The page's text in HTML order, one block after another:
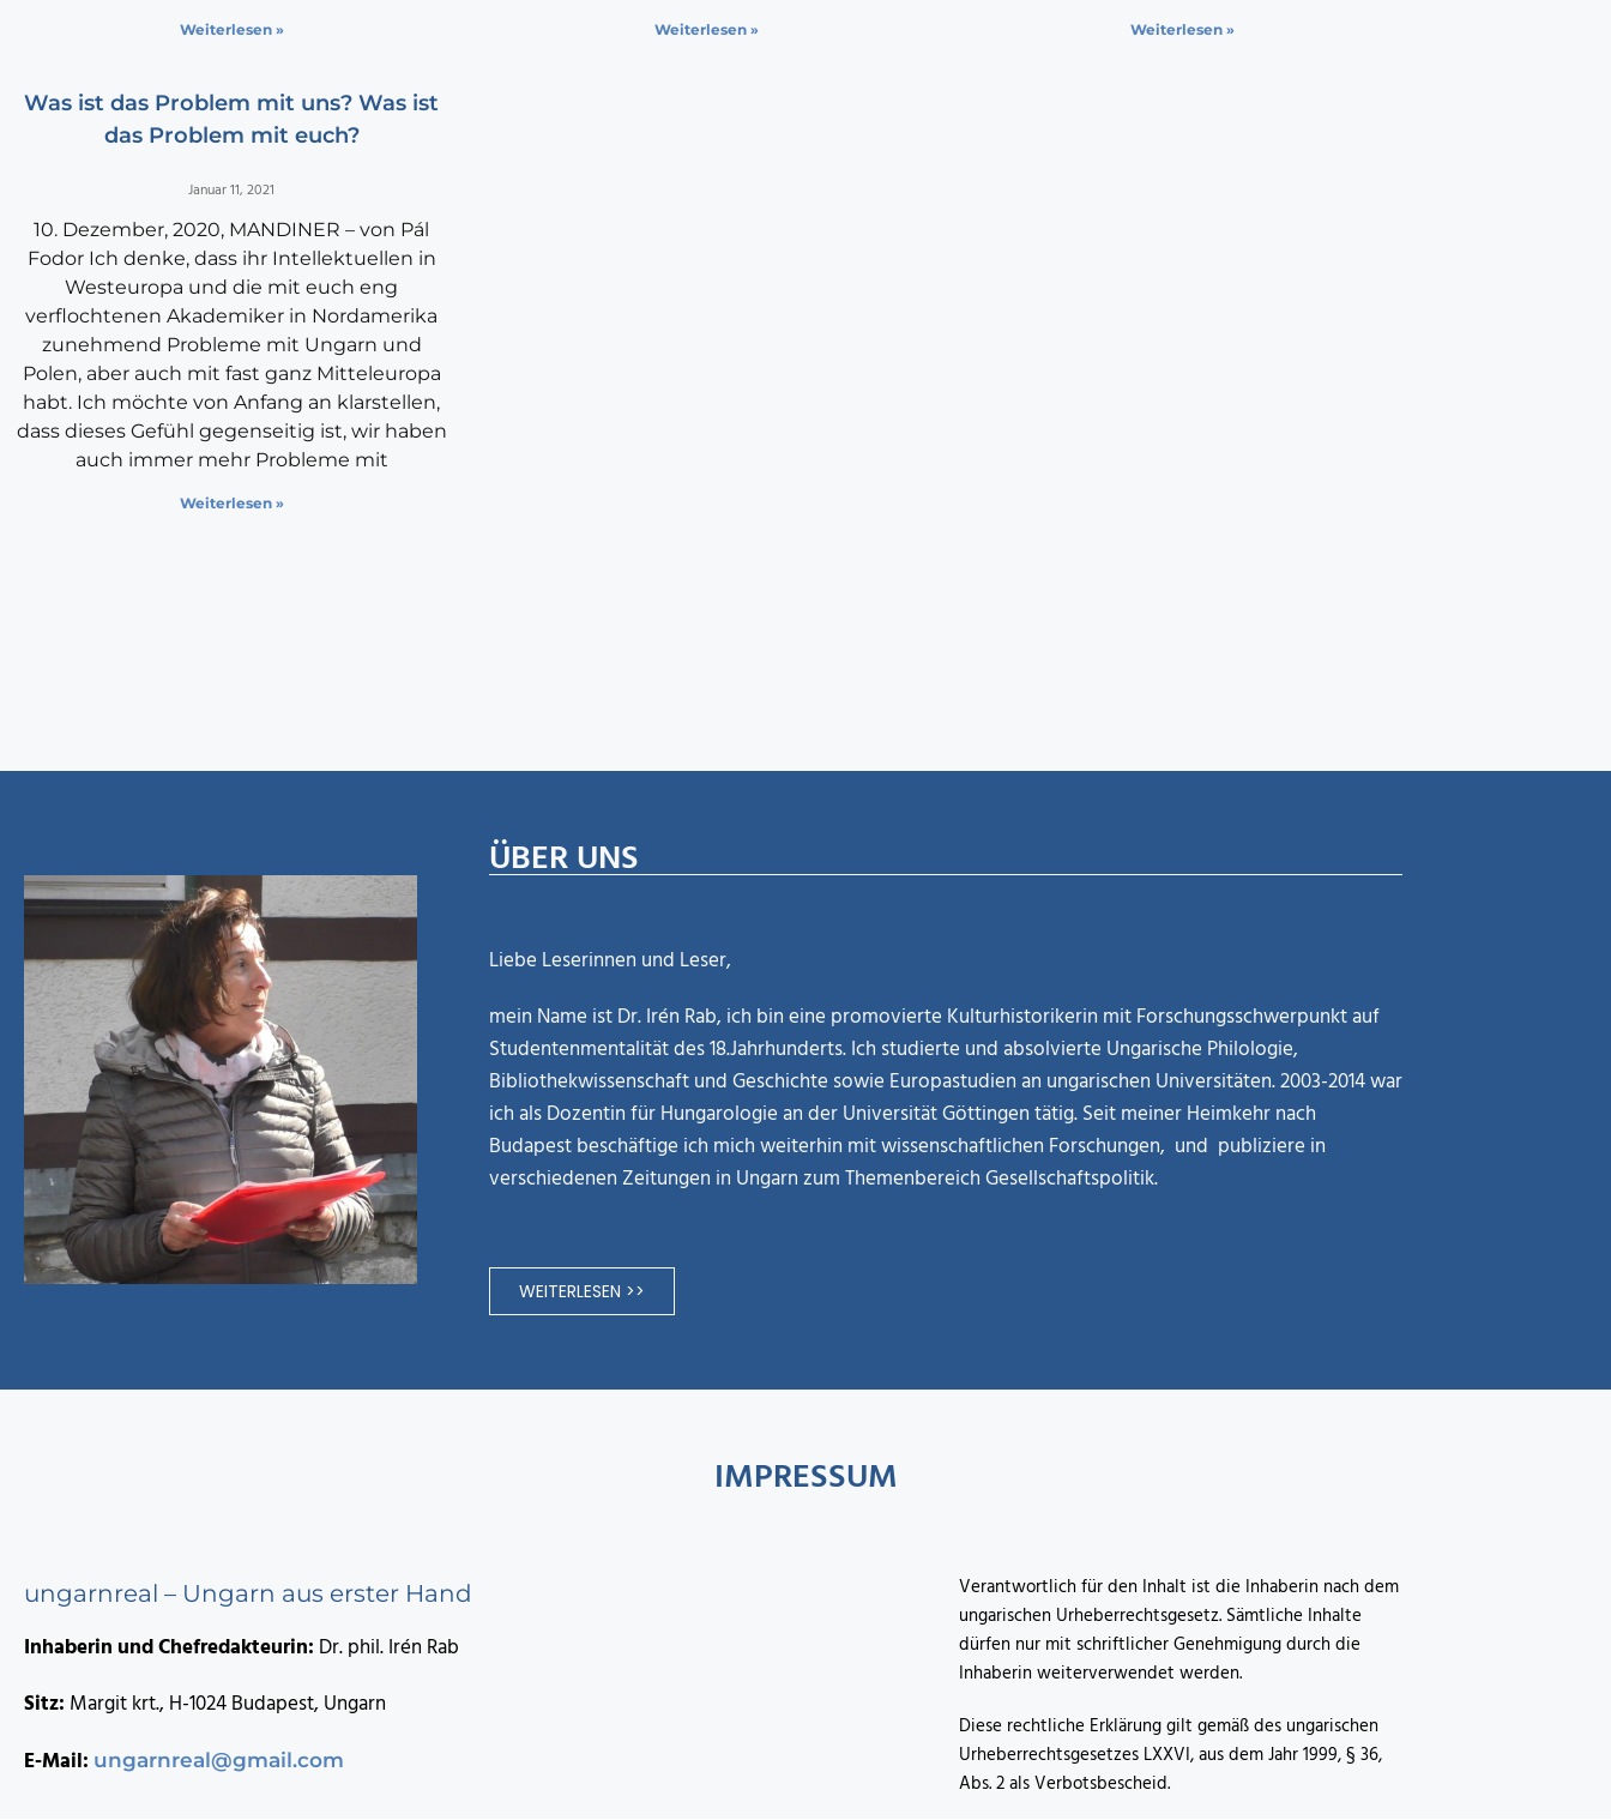
Weiterlesen » Weiterlesen » Weiterlesen »
Was ist das Problem mit uns? Was ist
das Problem mit euch?
Januar 11, 2021
10. Dezember, 2020, MANDINER – von Pál
Fodor Ich denke, dass ihr Intellektuellen in
Westeuropa und die mit euch eng
verflochtenen Akademiker in Nordamerika
zunehmend Probleme mit Ungarn und
Polen, aber auch mit fast ganz Mitteleuropa
habt. Ich möchte von Anfang an klarstellen,
dass dieses Gefühl gegenseitig ist, wir haben
auch immer mehr Probleme mit
Weiterlesen »
ÜBER UNS
Liebe Leserinnen und Leser,
mein Name ist Dr. Irén Rab, ich bin eine promovierte Kulturhistorikerin mit Forschungsschwerpunkt auf
Studentenmentalität des 18.Jahrhunderts. Ich studierte und absolvierte Ungarische Philologie,
Bibliothekwissenschaft und Geschichte sowie Europastudien an ungarischen Universitäten. 2003-2014 war
ich als Dozentin für Hungarologie an der Universität Göttingen tätig. Seit meiner Heimkehr nach
Budapest beschäftige ich mich weiterhin mit wissenschaftlichen Forschungen, und publiziere in
verschiedenen Zeitungen in Ungarn zum Themenbereich Gesellschaftspolitik.
WEITERLESEN >>
IMPRESSUM
ungarnreal – Ungarn aus erster Hand
Inhaberin und Chefredakteurin: Dr. phil. Irén Rab
Sitz: Margit krt., H-1024 Budapest, Ungarn
E-Mail: ungarnreal@gmail.com
Verantwortlich für den Inhalt ist die Inhaberin nach dem
ungarischen Urheberrechtsgesetz. Sämtliche Inhalte
dürfen nur mit schriftlicher Genehmigung durch die
Inhaberin weiterverwendet werden.
Diese rechtliche Erklärung gilt gemäß des ungarischen
Urheberrechtsgesetzes LXXVI, aus dem Jahr 1999, § 36,
Abs. 2 als Verbotsbescheid.